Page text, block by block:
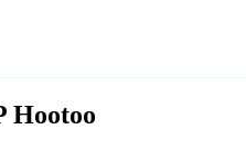
Hootoo